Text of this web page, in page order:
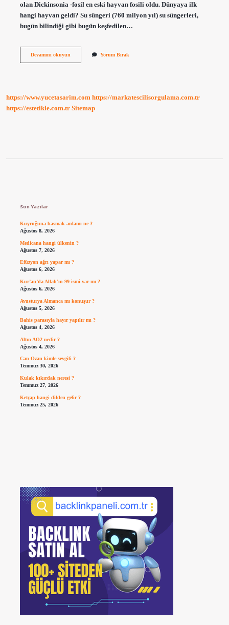
olan Dickinsonia -fosil en eski hayvan fosili oldu. Dünyaya ilk
hangi hayvan geldi? Su süngeri (760 milyon yıl) su süngerleri,
bugün bilindiği gibi bugün keşfedilen…
Devamını okuyunHayvanlar
Yorum Bırak
https://www.yucetasarim.com https://markatescilisorgulama.com.tr
https://estetikle.com.tr Sitemap
Son Yazılar
Kuyruğuna basmak anlamı ne ?
Ağustos 8, 2026
Medicana hangi ülkenin ?
Ağustos 7, 2026
Efüzyon ağrı yapar mı ?
Ağustos 6, 2026
Kur’an’da Allah’ın 99 ismi var mı ?
Ağustos 6, 2026
Avusturya Almanca mı konuşur ?
Ağustos 5, 2026
Bahis parasıyla hayır yapılır mı ?
Ağustos 4, 2026
Altın AO2 nedir ?
Ağustos 4, 2026
Can Ozan kimle sevgili ?
Temmuz 30, 2026
Kulak kıkırdak neresi ?
Temmuz 27, 2026
Ketçap hangi dilden gelir ?
Temmuz 25, 2026